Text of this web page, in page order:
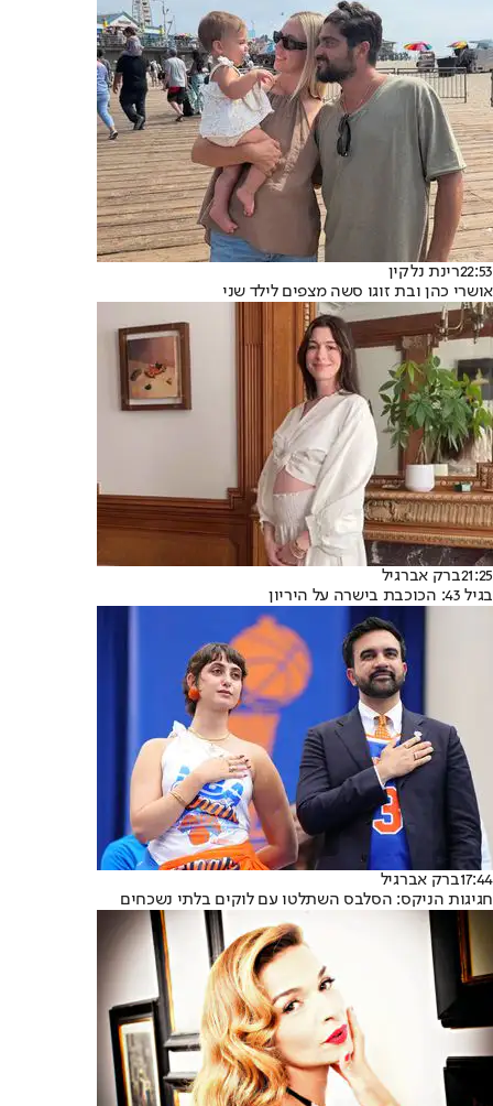
22:53רינת נלקין
אושרי כהן ובת זוגו סשה מצפים לילד שני
21:25ברק אברגיל
בגיל 43: הכוכבת בישרה על היריון
17:44ברק אברגיל
חגיגות הניקס: הסלבס השתלטו עם לוקים בלתי נשכחים